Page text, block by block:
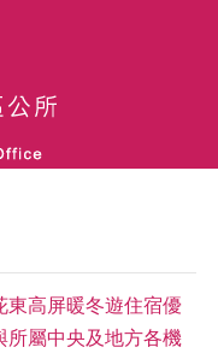
東高屏暖冬遊住宿優
所屬中央及地方各機